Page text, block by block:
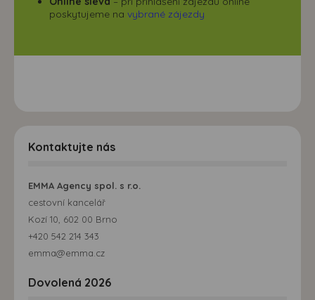
poskytujeme na vybrané zájezdy
Kontaktujte nás
EMMA Agency spol. s r.o.
cestovní kancelář
Kozí 10, 602 00 Brno
+420 542 214 343
emma@emma.cz
Dovolená 2026